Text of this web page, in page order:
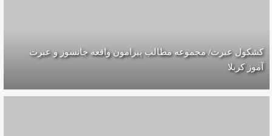
کشکول عبرت/ مجموعه مطالب پیرامون واقعه جانسوز و عبرت
آموز کربلا